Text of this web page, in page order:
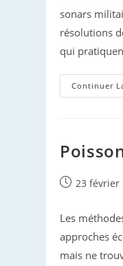
sonars
résolutions
qui
Continuer
Publication
23 février
Les
approches
mais ne